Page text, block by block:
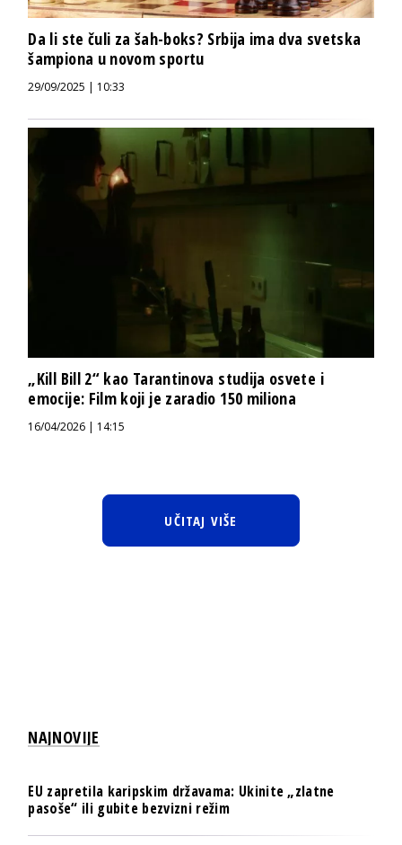
Da li ste čuli za šah-boks? Srbija ima dva svetska
šampiona u novom sportu
29/09/2025 | 10:33
„Kill Bill 2“ kao Tarantinova studija osvete i
emocije: Film koji je zaradio 150 miliona
16/04/2026 | 14:15
UČITAJ VIŠE
NAJNOVIJE
EU zapretila karipskim državama: Ukinite „zlatne
pasoše“ ili gubite bezvizni režim